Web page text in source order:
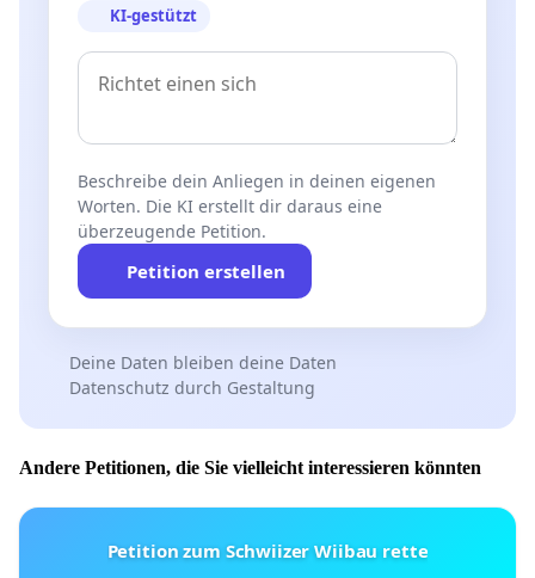
KI-gestützt
Beschreibe dein Anliegen in deinen eigenen
Worten. Die KI erstellt dir daraus eine
überzeugende Petition.
Petition erstellen
Deine Daten bleiben deine Daten
Datenschutz durch Gestaltung
Andere Petitionen, die Sie vielleicht interessieren könnten
Petition zum Schwiizer Wiibau rette